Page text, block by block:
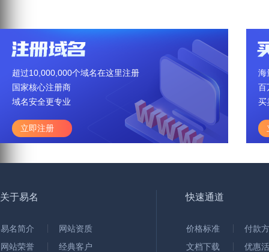
超过10,000,000个域名在这里注册
国家核心注册商
域名安全更专业
立即注册
海
百
买
关于易名
易名简介
网站资质
网站荣誉
经典客户
快速通道
价格标准
付款
文档下载
优惠